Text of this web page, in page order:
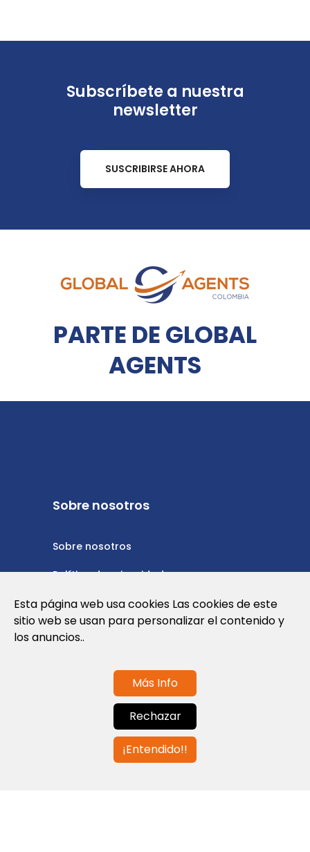
Subscríbete a nuestra
newsletter
SUSCRIBIRSE AHORA
PARTE DE GLOBAL
AGENTS
Sobre nosotros
Sobre nosotros
Política de privacidad
Política de cookies
Nota Legal y Condiciones de Uso de la
Contáctanos
info@globalagents.net
Esta página web usa cookies Las cookies de este
sitio web se usan para personalizar el contenido y
los anuncios..
Más Info
Rechazar
¡Entendido!!